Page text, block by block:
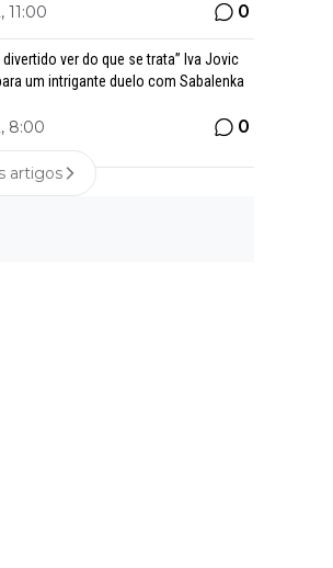
11:00 0
divertido ver do que se trata” Iva Jovic
um intrigante duelo com Sabalenka
8:00 0
artigos